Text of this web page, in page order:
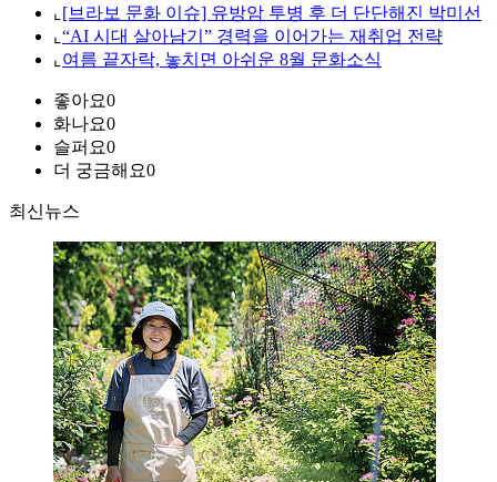
⌞ [브라보 문화 이슈] 유방암 투병 후 더 단단해진 박미선
⌞ “AI 시대 살아남기” 경력을 이어가는 재취업 전략
⌞ 여름 끝자락, 놓치면 아쉬운 8월 문화소식
좋아요0
화나요0
슬퍼요0
더 궁금해요0
최신뉴스